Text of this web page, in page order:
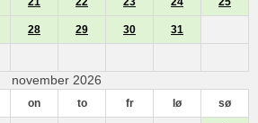
28 29 30 31
november 2026
on to fr lø sø